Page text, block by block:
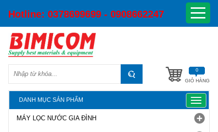
Hotline: 0378699699 - 0908662247
GIỎ HÀNG
0
DANH MỤC SẢN PHẨM
Toggle
MÁY LỌC NƯỚC GIA ĐÌNH